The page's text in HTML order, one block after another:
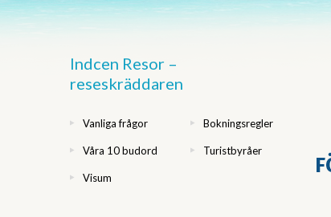
Indcen Resor –
reseskräddaren
Vanliga frågor Bokningsregler
Våra 10 budord Turistbyråer
Visum